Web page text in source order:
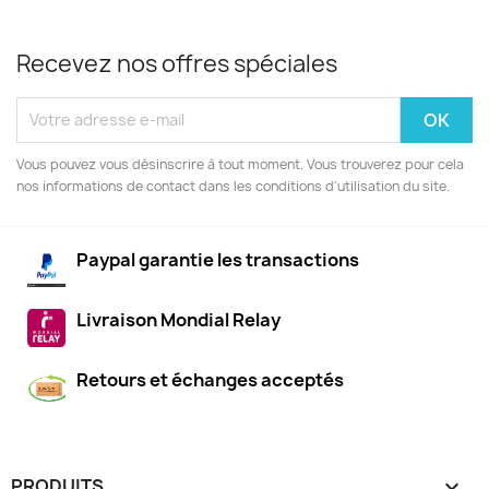
Recevez nos offres spéciales
Vous pouvez vous désinscrire à tout moment. Vous trouverez pour cela
nos informations de contact dans les conditions d'utilisation du site.
Paypal garantie les transactions
Livraison Mondial Relay
Retours et échanges acceptés